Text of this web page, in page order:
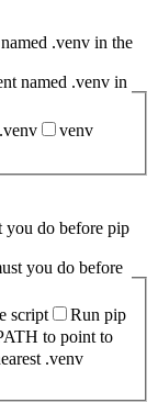
.venv in the
named .venv in
venv
you do before pip
you do before
script
Run pip
to point to
.venv